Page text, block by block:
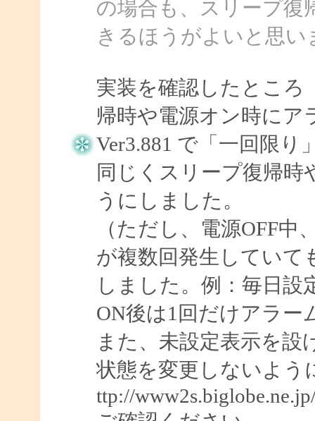
の場合も、スリープ復
きるほうがよいと思い
実装を確認したところ
帰時や電源オン時にア
Ver3.881 で「一回限
同じくスリープ復帰
うにしました。
（ただし、電源OFF
が複数回発生していて
しました。例：毎日設
ON後は1回だけアラー
また、未設定表示を
状態を変更しないよう
ttp://